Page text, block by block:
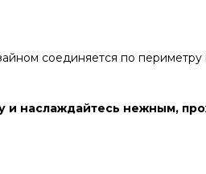
соединяется по периметру
и наслаждайтесь нежным,